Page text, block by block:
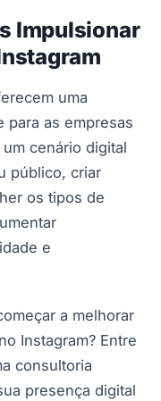
Impulsionar
uma
para as empresas
cenário digital
público, criar
os tipos de
e
a melhorar
Instagram? Entre
consultoria
presença digital